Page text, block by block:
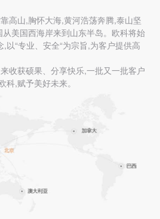
高山,胸怀大海,黄河浩荡奔腾,泰山坚
美国西海岸来到山东半岛。欧科将始
,以“专业、安全“为宗旨,为客户提供高
收获硕果、分享快乐,一批又一批客户
,赋予美好未来。